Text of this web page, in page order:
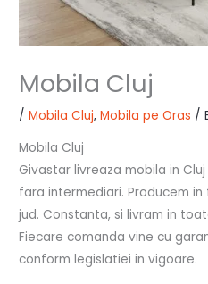
Mobila Cluj
/Mobila Cluj,Mobila pe Oras /
Mobila Cluj
Givastar livreaza mobila in
fara intermediari. Producem
jud. Constanta, si livram in
Fiecare comanda vine cu
conform legislatiei in vigoare.